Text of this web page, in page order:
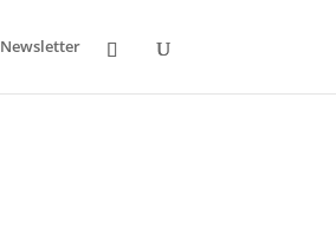
Newsletter